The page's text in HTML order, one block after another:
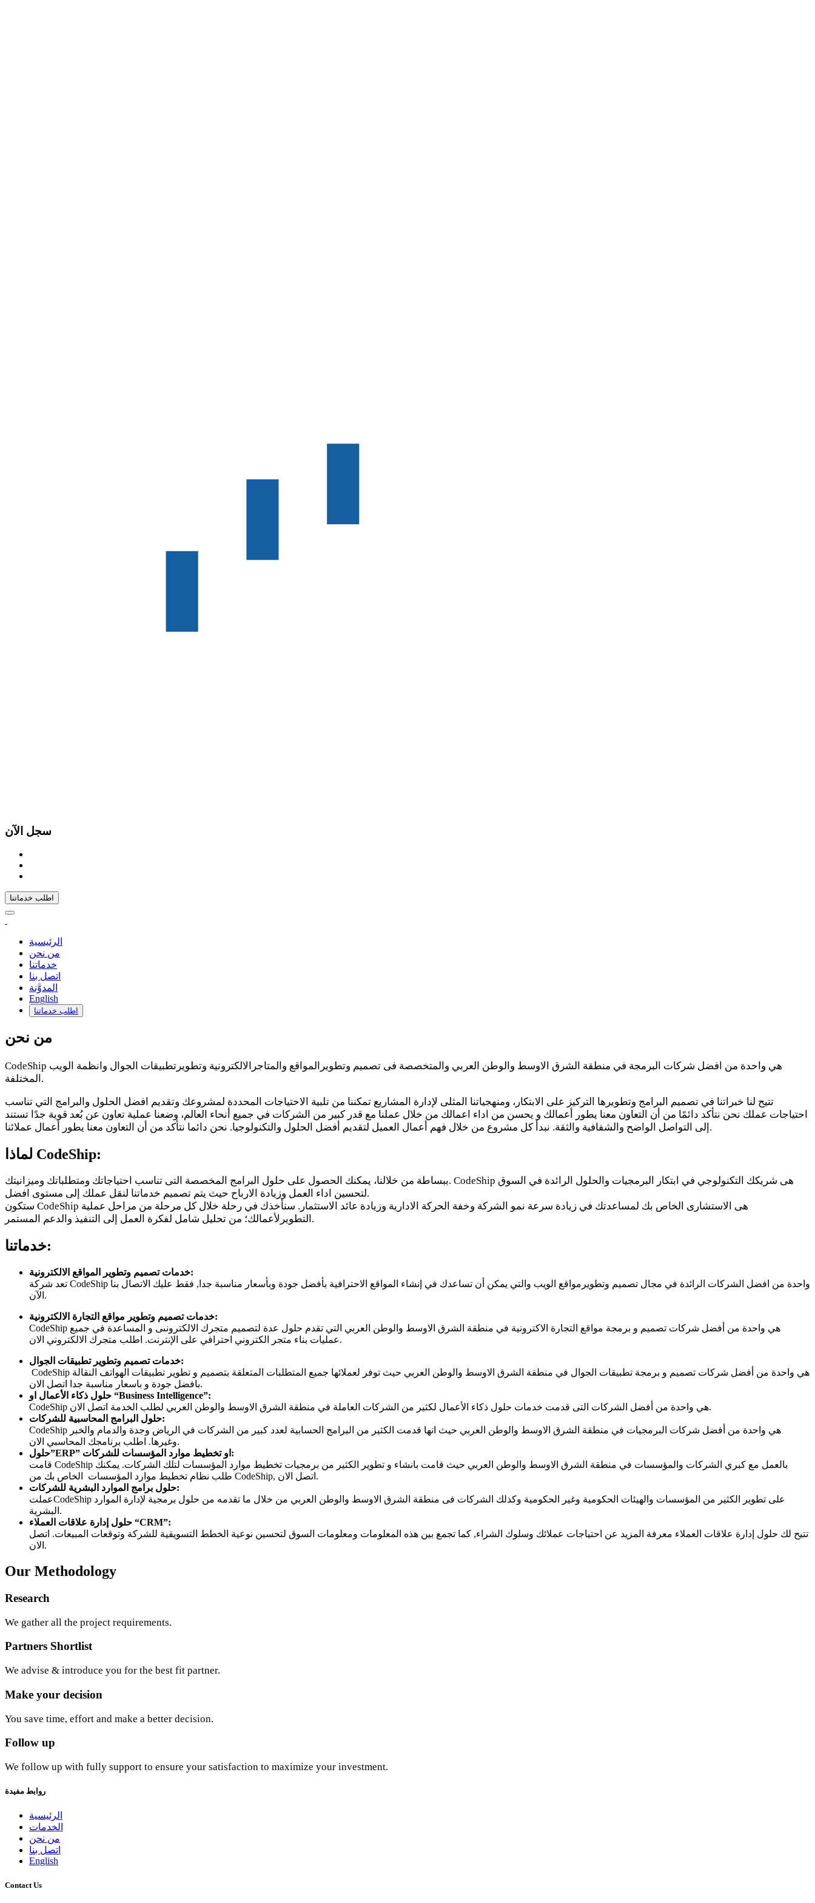
سجل الآن
اطلب خدماتنا
الرئيسية
من نحن
خدماتنا
اتصل بنا
المدوَّنة
English
اطلب خدماتنا
من نحن
CodeShip هي واحدة من افضل شركات البرمجة في منطقة الشرق الاوسط والوطن العربي والمتخصصة فى تصميم وتطويرالمواقع والمتاجرالالكترونية وتطويرتطبيقات الجوال وانظمة الويب
المختلفة.
تتيح لنا خبراتنا في تصميم البرامج وتطويرها التركيز على الابتكار، ومنهجياتنا المثلى لإدارة المشاريع تمكننا من تلبية الاحتياجات المحددة لمشروعك وتقديم افضل الحلول والبرامج التي تناسب
احتياجات عملك نحن نتأكد دائمًا من أن التعاون معنا يطور أعمالك و يحسن من اداء اعمالك من خلال عملنا مع قدر كبير من الشركات في جميع أنحاء العالم، وضعنا عملية تعاون عن بُعد قوية جدًا تستند
إلى التواصل الواضح والشفافية والثقة. نبدأ كل مشروع من خلال فهم أعمال العميل لتقديم أفضل الحلول والتكنولوجيا. نحن دائما نتأكد من أن التعاون معنا يطور أعمال عملائنا.
CodeShip:
ببساطة من خلالنا، يمكنك الحصول على حلول البرامج المخصصة التى تناسب احتياجاتك ومتطلباتك وميزانيتك. CodeShip هى شريكك التكنولوجي في ابتكار البرمجيات والحلول الرائدة في السوق
لتحسين اداء العمل وزيادة الارباح حيث يتم تصميم خدماتنا لنقل عملك إلى مستوى افضل.
ستكون CodeShip هى الاستشارى الخاص بك لمساعدتك في زيادة سرعة نمو الشركة وخفة الحركة الادارية وزيادة عائد الاستثمار. سنأخذك في رحلة خلال كل مرحلة من مراحل عملية
التطويرلأعمالك؛ من تحليل شامل لفكرة العمل إلى التنفيذ والدعم المستمر.
خدماتنا:
خدمات تصميم وتطوير المواقع الالكترونية:
تعد شركة CodeShip واحدة من افضل الشركات الرائدة في مجال تصميم وتطويرمواقع الويب والتي يمكن أن تساعدك في إنشاء المواقع الاحترافية بأفضل جودة وبأسعار مناسبة جدا, فقط عليك الاتصال بنا
الآن.
خدمات تصميم وتطوير مواقع التجارة الالكترونية
:
CodeShip هي واحدة من أفضل شركات تصميم و برمجة مواقع التجارة الاكترونية في منطقة الشرق الاوسط والوطن العربي التي تقدم حلول عدة لتصميم متجرك الالكترونىى و المساعدة في جميع
عمليات بناء متجر الكتروني احترافي على الإنترنت. اطلب متجرك الالكتروني الان.
خدمات تصميم وتطوير تطبيقات الجوال:
CodeShip هي واحدة من أفضل شركات تصميم و برمجة تطبيقات الجوال في منطقة الشرق الاوسط والوطن العربي حيث توفر لعملائها جميع المتطلبات المتعلقة بتصميم و تطوير تطبيقات الهواتف النقالة
بافضل جودة و باسعار مناسبة جدا اتصل الان.
“Business Intelligence”:
CodeShip هي واحدة من أفضل الشركات التى قدمت خدمات حلول ذكاء الأعمال لكثير من الشركات العاملة في منطقة الشرق الاوسط والوطن العربي لطلب الخدمة اتصل الان.
حلول البرامج المحاسبية للشركات:
CodeShip هي واحدة من أفضل شركات البرمجيات في منطقة الشرق الاوسط والوطن العربي حيث انها قدمت الكثير من البرامج الحسابية لعدد كبير من الشركات في الرياض وجدة والدمام والخبر
وغيرها. اطلب برنامجك المحاسبي الان.
حلول”ERP” او تخطيط موارد المؤسسات للشركات :
قامت CodeShip بالعمل مع كبري الشركات والمؤسسات في منطقة الشرق الاوسط والوطن العربي حيث قامت بانشاء و تطوير الكثير من برمجيات تخطيط موارد المؤسسات لتلك الشركات. يمكنك
طلب نظام تخطيط موارد المؤسسات الخاص بك من CodeShip, اتصل الان.
حلول برامج الموارد البشرية للشركات
:
عملتCodeShip على تطوير الكثير من المؤسسات والهيئات الحكومية وغير الحكومية وكذلك الشركات فى منطقة الشرق الاوسط والوطن العربي من خلال ما تقدمه من حلول برمجية لإدارة الموارد
البشرية.
“CRM”:
تتيح لك حلول إدارة علاقات العملاء معرفة المزيد عن احتياجات عملائك وسلوك الشراء, كما تجمع بين هذه المعلومات ومعلومات السوق لتحسين نوعية الخطط التسويقية للشركة وتوقعات المبيعات. اتصل
الان.
Our Methodology
Research
We gather all the project requirements.
Partners Shortlist
We advise & introduce you for the best fit partner.
Make your decision
You save time, effort and make a better decision.
Follow up
We follow up with fully support to ensure your satisfaction to maximize your investment.
روابط مفيدة
الرئيسية
الخدمات
من نحن
اتصل بنا
English
Contact Us